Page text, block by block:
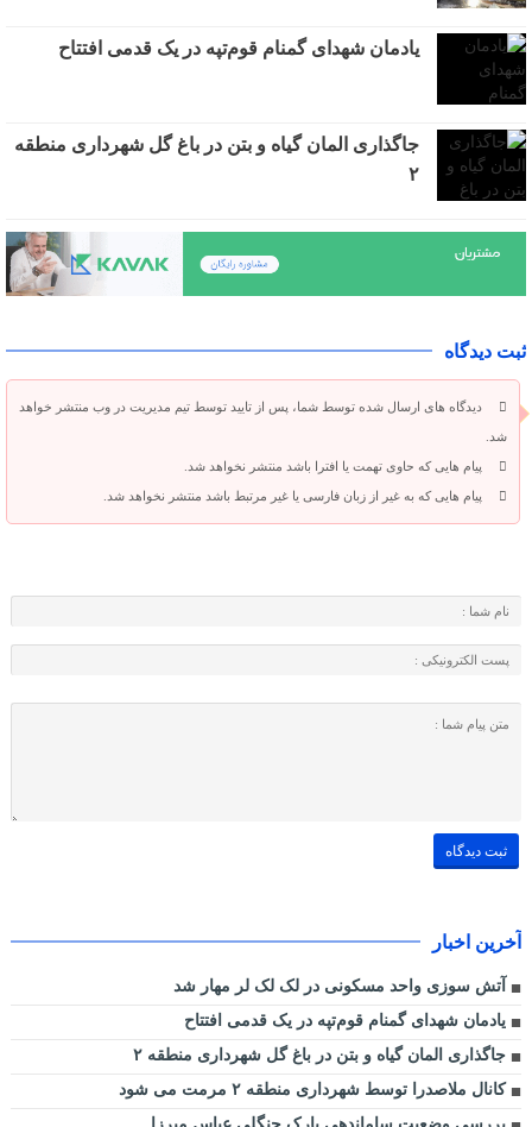
یادمان شهدای گمنام قوم‌تپه در یک قدمی افتتاح
جاگذاری المان گیاه و بتن در باغ گل شهرداری منطقه
۲
ثبت دیدگاه
دیدگاه های ارسال شده توسط شما، پس از تایید توسط تیم مدیریت در وب منتشر خواهد
شد.
پیام هایی که حاوی تهمت یا افترا باشد منتشر نخواهد شد.
پیام هایی که به غیر از زبان فارسی یا غیر مرتبط باشد منتشر نخواهد شد.
آخرین اخبار
آتش سوزی واحد مسکونی در لک لک لر مهار شد
یادمان شهدای گمنام قوم‌تپه در یک قدمی افتتاح
جاگذاری المان گیاه و بتن در باغ گل شهرداری منطقه ۲
کانال ملاصدرا توسط شهرداری منطقه ۲ مرمت می شود